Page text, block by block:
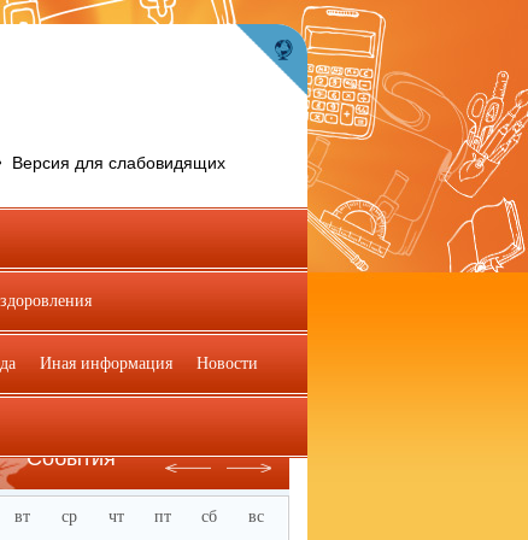
События
вт ср чт пт сб вс
Версия для слабовидящих
Иная информация Новости